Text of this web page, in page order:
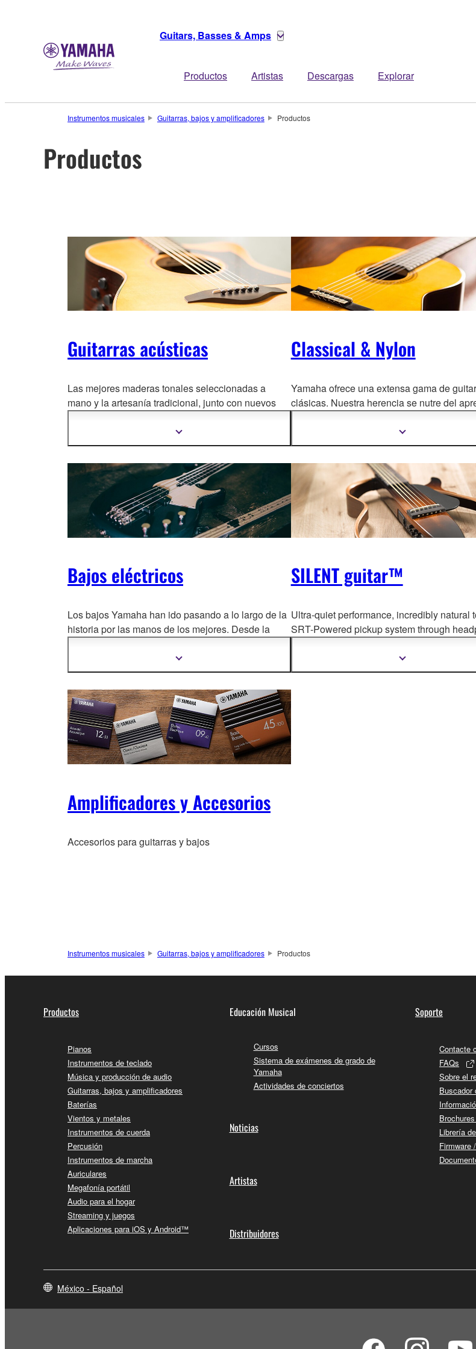
Guitars, Basses & Amps
Productos Artistas Descargas Explorar
Instrumentos musicales Guitarras, bajos y amplificadores Productos
Productos
Guitarras acústicas
Las mejores maderas tonales seleccionadas a
mano y la artesanía tradicional, junto con nuevos
madera, proporcionan a las guitarras acústicas
Yamaha un sonido increíble, una capacidad de
interpretación impecable y un aspecto
impresionante.
Mostrar
Classical & Nylon
Yamaha ofrece una extensa gama de
clásicas. Nuestra herencia se nutre del
llevan colaborando décadas con nuestros
japoneses. Los mejores artistas confían en
clásicas.
Mostrar
Bajos eléctricos
Los bajos Yamaha han ido pasando a lo largo de la
historia por las manos de los mejores. Desde la
TRB ó los Signature, te inivitamos a descubrir unos
bajos eléctricos que no te dejarán indiferente.
Mostrar
SILENT guitar™
Ultra-quiet performance, incredibly natural
SRT-Powered pickup system through
collapsible construction make it perfect for
travel, recording or stage use.
Mostrar
Amplificadores y Accesorios
Accesorios para guitarras y bajos
Instrumentos musicales Guitarras, bajos y amplificadores Productos
Productos
Pianos
Instrumentos de teclado
Música y producción de audio
Guitarras, bajos y amplificadores
Baterías
Vientos y metales
Instrumentos de cuerda
Percusión
Instrumentos de marcha
Auriculares
Megafonía portátil
Audio para el hogar
Streaming y juegos
Aplicaciones para iOS y Android™
Educación Musical
Cursos
Sistema de exámenes de grado de
Yamaha
Actividades de conciertos
Noticias
Artistas
Distribuidores
Soporte
Contacte
FAQs
Sobre el
Buscador
Librería
Firmware
México - Español